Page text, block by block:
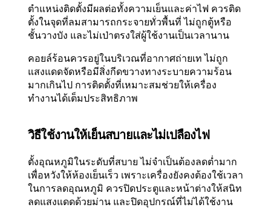
ตำแหน่งติดตั้งมีผลต่อทั้งความเย็นและค่าไฟ ควรติด
ตั้งในจุดที่ลมสามารถกระจายทั่วพื้นที่ ไม่ถูกตู้หรือ
ชั้นวางบัง และไม่เป่าตรงใส่ผู้ใช้งานเป็นเวลานาน
คอยล์ร้อนควรอยู่ในบริเวณที่อากาศถ่ายเท ไม่ถูก
แสงแดดจัดหรือมีสิ่งกีดขวางทางระบายความร้อน
มากเกินไป การติดตั้งที่เหมาะสมช่วยให้เครื่อง
ทำงานได้เต็มประสิทธิภาพ
วิธีใช้งานให้เย็นสบายและไม่เปลืองไฟ
ตั้งอุณหภูมิในระดับที่สบาย ไม่จำเป็นต้องลดต่ำมาก
เพื่อหวังให้ห้องเย็นเร็ว เพราะเครื่องยังคงต้องใช้เวลา
ในการลดอุณหภูมิ ควรปิดประตูและหน้าต่างให้สนิท
ลดแสงแดดด้วยม่าน และปิดอุปกรณ์ที่ไม่ได้ใช้งาน